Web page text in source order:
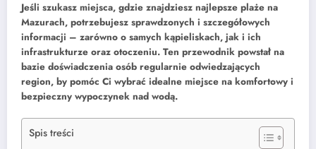
Jeśli szukasz miejsca, gdzie znajdziesz najlepsze plaże na
Mazurach, potrzebujesz sprawdzonych i szczegółowych
informacji – zarówno o samych kąpieliskach, jak i ich
infrastrukturze oraz otoczeniu. Ten przewodnik powstał na
bazie doświadczenia osób regularnie odwiedzających
region, by pomóc Ci wybrać idealne miejsce na komfortowy i
bezpieczny wypoczynek nad wodą.
Spis treści